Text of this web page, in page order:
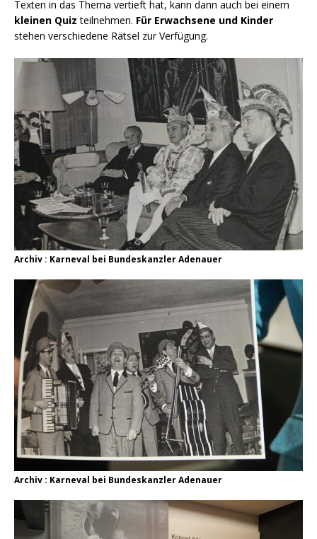
Texten in das Thema vertieft hat, kann dann auch bei einem
kleinen Quiz teilnehmen. Für Erwachsene und Kinder
stehen verschiedene Rätsel zur Verfügung.
Archiv : Karneval bei Bundeskanzler Adenauer
Archiv : Karneval bei Bundeskanzler Adenauer